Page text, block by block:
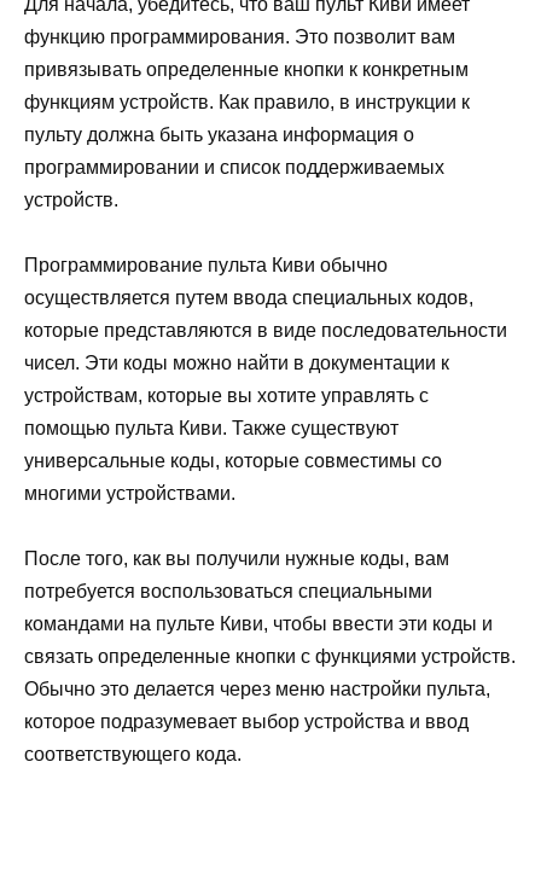
функцию программирования. Это позволит вам
привязывать определенные кнопки к конкретным
функциям устройств. Как правило, в инструкции к
пульту должна быть указана информация о
программировании и список поддерживаемых
устройств.
Программирование пульта Киви обычно
осуществляется путем ввода специальных кодов,
которые представляются в виде последовательности
чисел. Эти коды можно найти в документации к
устройствам, которые вы хотите управлять с
помощью пульта Киви. Также существуют
универсальные коды, которые совместимы со
многими устройствами.
После того, как вы получили нужные коды, вам
потребуется воспользоваться специальными
командами на пульте Киви, чтобы ввести эти коды и
связать определенные кнопки с функциями устройств.
Обычно это делается через меню настройки пульта,
которое подразумевает выбор устройства и ввод
соответствующего кода.